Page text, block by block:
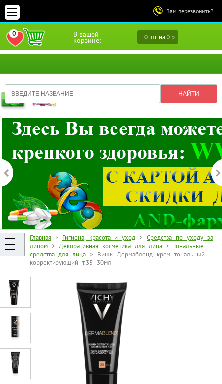
Вам перезвонить?
В вашей
корзине: 0 шт. на 0 р.
0
ПЕРЕЙТИ В ИЗБРАННОЕ
Главная > Гигиена, красота и уход > Средства по уходу за
лицом > Декоративная косметика для лица > Тональные
средства для лица > Виши Дермабленд крем тональный
корректирующий т.35 30мл